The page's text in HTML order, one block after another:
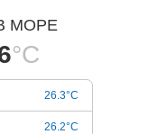
МОРЕ
°C
26.3°C
26.2°C